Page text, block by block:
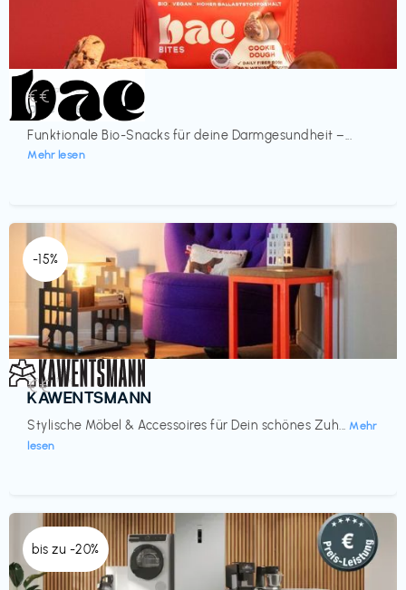
Lebensmittel
bae Treat
Funktionale Bio-Snacks für deine Darmgesundheit –...
Mehr lesen
€€‎
-15%
Einrichtung
KAWENTSMANN
Stylische Möbel & Accessoires für Dein schönes Zuh... Mehr
lesen
€€‎
bis zu -20%